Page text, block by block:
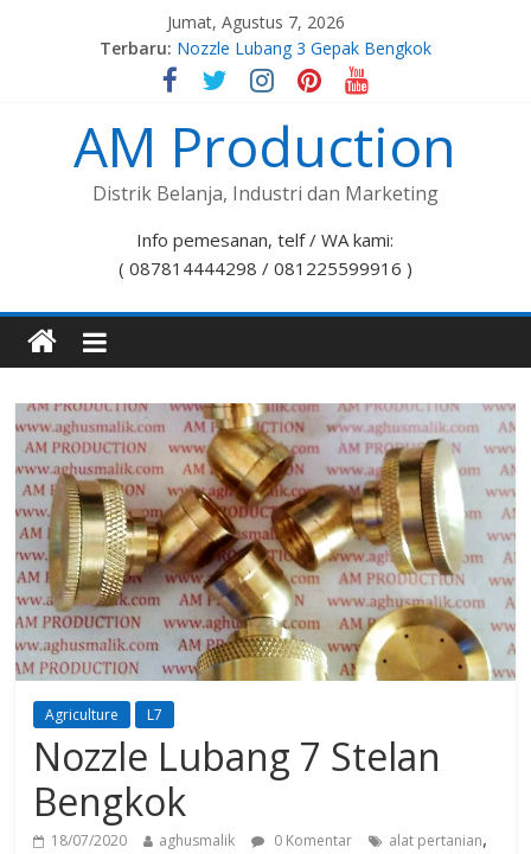
Jumat, Agustus 7, 2026
Terbaru: Nozzle Lubang 3 Gepak Bengkok
Spuyer Kompor Gas M8x1,0
Spuyer Kompor Gas M8x1,25
Nozzle Lubang 7 Stelan Bengkok
Nozzle Lubang 5 Gepak Bengkok
AM Production
Distrik Belanja, Industri dan Marketing
Info pemesanan, telf / WA kami:
( 087814444298 / 081225599916 )
Agriculture L7
Nozzle Lubang 7 Stelan
Bengkok
18/07/2020 aghusmalik 0 Komentar alat pertanian,